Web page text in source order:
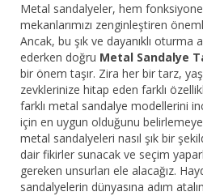
Plastik Sandalye
Dış Mekan Sandalyeler
Masalar
Metal sandalyeler, hem
mekanlarımızı zenginleştiren
Ancak, bu şık ve dayanıklı
ederken doğru Metal Sandalye
bir önem taşır. Zira her bir tarz,
zevklerinize hitap eden farklı
farklı metal sandalye modellerini
için en uygun olduğunu belirlemeye
metal sandalyeleri nasıl şık bir
dair fikirler sunacak ve seçim
gereken unsurları ele alacağız.
sandalyelerin dünyasına adım